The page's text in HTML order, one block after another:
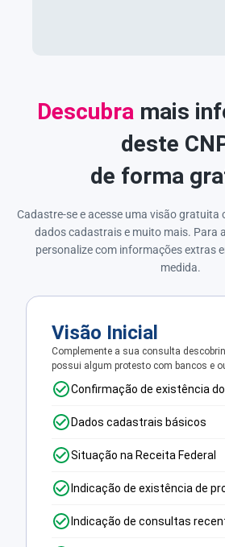
Descubra mais
deste
de forma
Cadastre-se e acesse uma visão gratuita
dados cadastrais e muito mais. Para
personalize com informações extras
medida.
Visão Inicial
Complemente a sua consulta
possui algum protesto com bancos e
Confirmação de existência do
Dados cadastrais básicos
Situação na Receita Federal
Indicação de existência de
Indicação de consultas